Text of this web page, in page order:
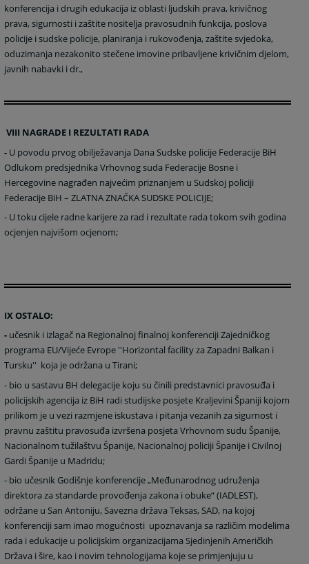
konferencija i drugih edukacija iz oblasti ljudskih prava, krivičnog
prava, sigurnosti i zaštite nositelja pravosudnih funkcija, poslova
policije i sudske policije, planiranja i rukovođenja, zaštite svjedoka,
oduzimanja nezakonito stečene imovine pribavljene krivičnim djelom,
javnih nabavki i dr.,
VIII NAGRADE I REZULTATI RADA
- U povodu prvog obilježavanja Dana Sudske policije Federacije BiH
Odlukom predsjednika Vrhovnog suda Federacije Bosne i
Hercegovine nagrađen najvećim priznanjem u Sudskoj policiji
Federacije BiH – ZLATNA ZNAČKA SUDSKE POLICIJE;
- U toku cijele radne karijere za rad i rezultate rada tokom svih godina
ocjenjen najvišom ocjenom;
IX OSTALO:
- učesnik i izlagač na Regionalnoj finalnoj konferenciji Zajedničkog
programa EU/Vijeće Evrope ''Horizontal facility za Zapadni Balkan i
Tursku'' koja je održana u Tirani;
- bio u sastavu BH delegacije koju su činili predstavnici pravosuđa i
policijskih agencija iz BiH radi studijske posjete Kraljevini Španiji kojom
prilikom je u vezi razmjene iskustava i pitanja vezanih za sigurnost i
pravnu zaštitu pravosuđa izvršena posjeta Vrhovnom sudu Španije,
Nacionalnom tužilaštvu Španije, Nacionalnoj policiji Španije i Civilnoj
Gardi Španije u Madridu;
- bio učesnik Godišnje konferencije „Međunarodnog udruženja
direktora za standarde provođenja zakona i obuke“ (IADLEST),
održane u San Antoniju, Savezna država Teksas, SAD, na kojoj
konferenciji sam imao mogućnosti upoznavanjasa različim modelima
rada i edukacije u policijskim organizacijama Sjedinjenih Američkih
Država i šire, kao i novim tehnologijama koje se primjenjuju u